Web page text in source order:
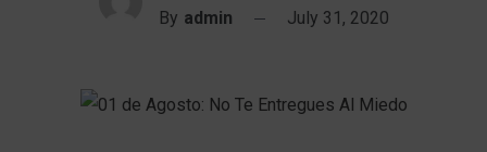
By admin July 31, 2020